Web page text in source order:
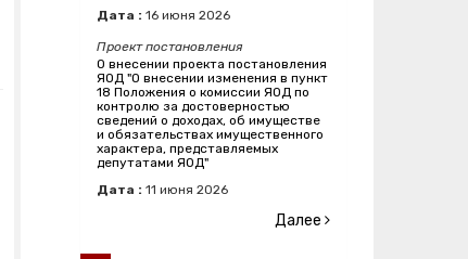
Дата : 16 июня 2026
Проект постановления
О внесении проекта постановления
ЯОД "О внесении изменения в пункт
18 Положения о комиссии ЯОД по
контролю за достоверностью
сведений о доходах, об имуществе
и обязательствах имущественного
характера, представляемых
депутатами ЯОД"
Дата : 11 июня 2026
Далее